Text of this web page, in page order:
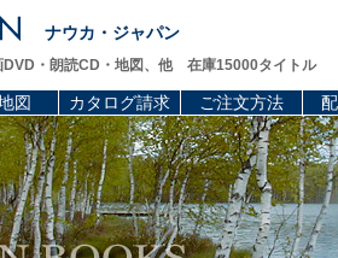
ナウカ・ジャパン
DVD・朗読CD・地図、他 在庫15000タイトル
図 カタログ請求 ご注文方法